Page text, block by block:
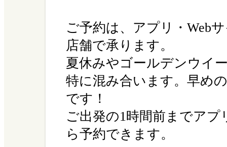
ご予約は、アプリ・Web
店舗で承ります。
夏休みやゴールデンウイ
特に混み合います。早め
です！
ご出発の1時間前までアプ
ら予約できます。